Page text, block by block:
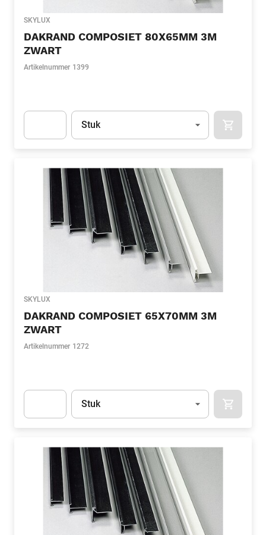
SKYLUX
DAKRAND COMPOSIET 80X65MM 3M
ZWART
Artikelnummer 1399
Eenheid
Stuk
SKYLUX
DAKRAND COMPOSIET 65X70MM 3M
ZWART
Artikelnummer 1272
Eenheid
Stuk